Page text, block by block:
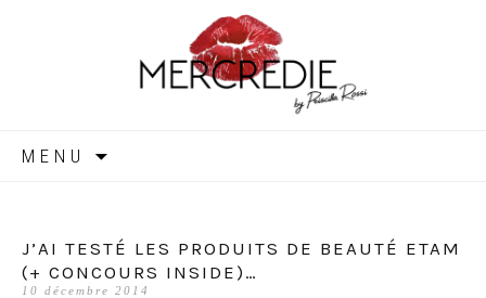
MERCREDIE
MENU
J’AI TESTÉ LES PRODUITS DE BEAUTÉ ETAM
(+ CONCOURS INSIDE)…
10 décembre 2014